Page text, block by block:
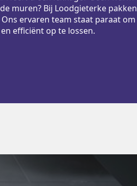
muren? Bij Loodgieterke pakken
ervaren team staat paraat om
efficiënt op te lossen.